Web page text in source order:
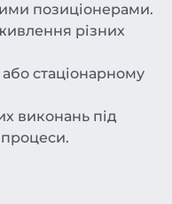
позиціонерами.
різних
стаціонарному
виконань під
процеси.